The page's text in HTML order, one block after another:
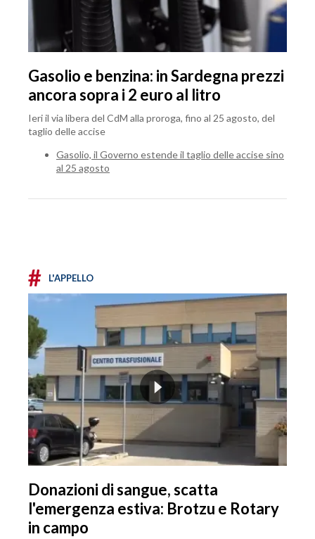
Gasolio e benzina: in Sardegna prezzi
ancora sopra i 2 euro al litro
Ieri il via libera del CdM alla proroga, fino al 25 agosto, del
taglio delle accise
Gasolio, il Governo estende il taglio delle accise sino
al 25 agosto
# L'APPELLO
Donazioni di sangue, scatta
l'emergenza estiva: Brotzu e Rotary
in campo